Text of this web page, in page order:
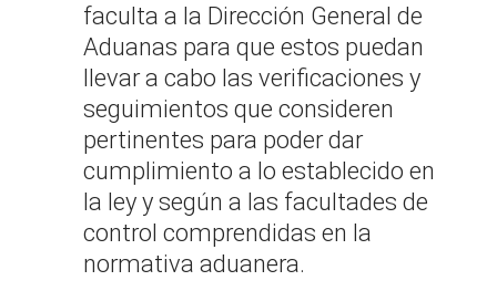
faculta a la Dirección General de
Aduanas para que estos puedan
llevar a cabo las verificaciones y
seguimientos que consideren
pertinentes para poder dar
cumplimiento a lo establecido en
la ley y según a las facultades de
control comprendidas en la
normativa aduanera.